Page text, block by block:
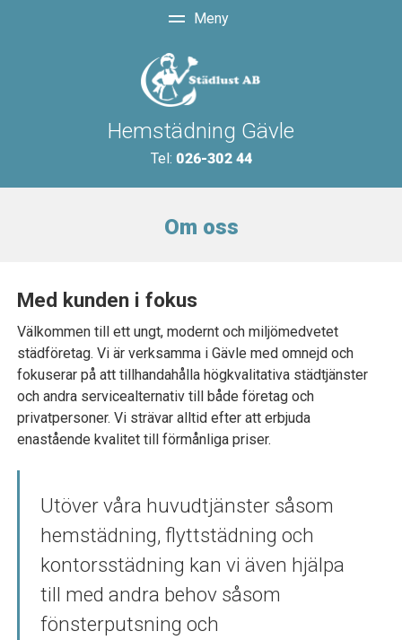
Hemstädning Gävle
Tel: 026-302 44
Om oss
Med kunden i fokus
Välkommen till ett ungt, modernt och miljömedvetet
städföretag. Vi är verksamma i Gävle med omnejd och
fokuserar på att tillhandahålla högkvalitativa städtjänster
och andra servicealternativ till både företag och
privatpersoner. Vi strävar alltid efter att erbjuda
enastående kvalitet till förmånliga priser.
Utöver våra huvudtjänster såsom
hemstädning, flyttstädning och
kontorsstädning kan vi även hjälpa
till med andra behov såsom
fönsterputsning och